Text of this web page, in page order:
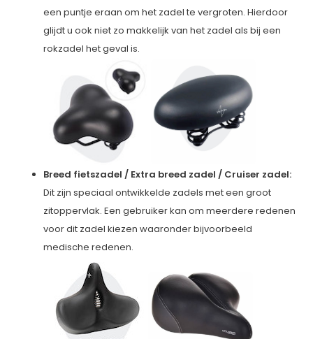
een puntje eraan om het zadel te vergroten. Hierdoor
glijdt u ook niet zo makkelijk van het zadel als bij een
rokzadel het geval is.
Breed fietszadel / Extra breed zadel / Cruiser zadel:
Dit zijn speciaal ontwikkelde zadels met een groot
zitoppervlak. Een gebruiker kan om meerdere redenen
voor dit zadel kiezen waaronder bijvoorbeeld
medische redenen.